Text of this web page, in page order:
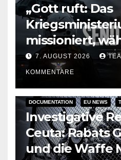
„Gott ruft: Das
missioniert,
Raketen
7. AUGUST 2026
KOMMENTARE
DOCUMENTATION EU NEWS
Investigative
Ceuta: Rabats
und die Waffe